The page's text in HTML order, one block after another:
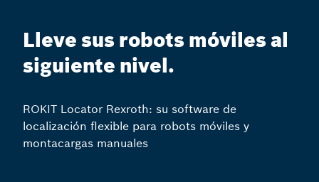
Lleve sus robots móviles al
siguiente nivel.
ROKIT Locator Rexroth: su software de
localización flexible para robots móviles y
montacargas manuales